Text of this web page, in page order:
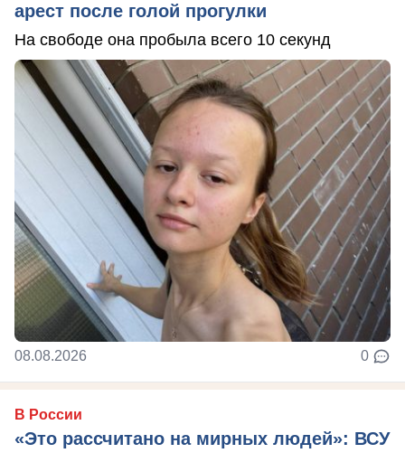
арест после голой прогулки
На свободе она пробыла всего 10 секунд
08.08.2026 0
В России
«Это рассчитано на мирных людей»: ВСУ